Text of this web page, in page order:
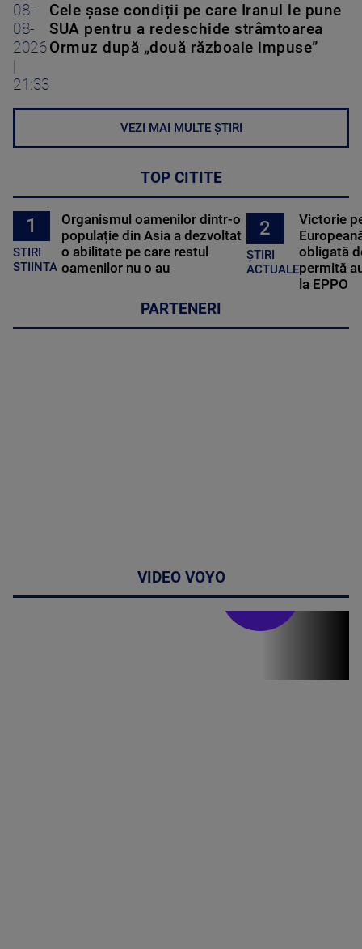
08-
08-
2026
|
21:33
Cele șase condiții pe care Iranul le pune
SUA pentru a redeschide strâmtoarea
Ormuz după „două războaie impuse”
VEZI MAI MULTE ȘTIRI
TOP CITITE
1
STIRI
STIINTA
Organismul oamenilor dintr-o
populație din Asia a dezvoltat
o abilitate pe care restul
oamenilor nu o au
2
ȘTIRI
ACTUALE
Victorie
obligată
permită
la EPPO
PARTENERI
VIDEO VOYO
Stirile PRO TV